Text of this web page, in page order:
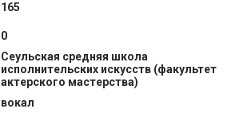
165
0
Сеульская средняя школа
исполнительских искусств (факультет
актерского мастерства)
вокал